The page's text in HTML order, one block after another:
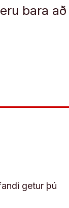
bara að
getur þú